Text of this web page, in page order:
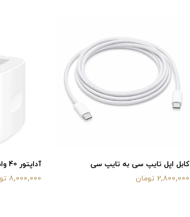
کابل اپل تایپ سی به تایپ سی
2,800,000 تومان
آداپتور 40 وات گارانتی شرکتی
8,000,000 تومان